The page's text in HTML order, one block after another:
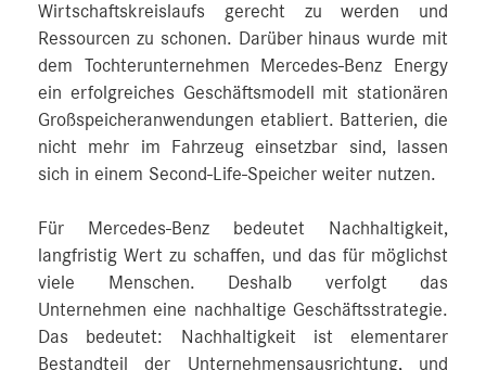
Wirtschaftskreislaufs gerecht zu werden und
Ressourcen zu schonen. Darüber hinaus wurde mit
dem Tochterunternehmen Mercedes-Benz Energy
ein erfolgreiches Geschäftsmodell mit stationären
Großspeicheranwendungen etabliert. Batterien, die
nicht mehr im Fahrzeug einsetzbar sind, lassen
sich in einem Second-Life-Speicher weiter nutzen.
Für Mercedes-Benz bedeutet Nachhaltigkeit,
langfristig Wert zu schaffen, und das für möglichst
viele Menschen. Deshalb verfolgt das
Unternehmen eine nachhaltige Geschäftsstrategie.
Das bedeutet: Nachhaltigkeit ist elementarer
Bestandteil der Unternehmensausrichtung, und